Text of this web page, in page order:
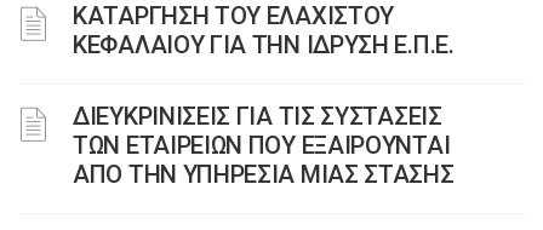
ΚΑΤΑΡΓΗΣΗ ΤΟΥ ΕΛΑΧΙΣΤΟΥ
ΚΕΦΑΛΑΙΟΥ ΓΙΑ ΤΗΝ ΙΔΡΥΣΗ Ε.Π.Ε.
ΔΙΕΥΚΡΙΝΙΣΕΙΣ ΓΙΑ ΤΙΣ ΣΥΣΤΑΣΕΙΣ
ΤΩΝ ΕΤΑΙΡΕΙΩΝ ΠΟΥ ΕΞΑΙΡΟΥΝΤΑΙ
ΑΠΟ ΤΗΝ ΥΠΗΡΕΣΙΑ ΜΙΑΣ ΣΤΑΣΗΣ